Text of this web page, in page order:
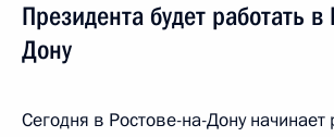
Президента будет работать в
Дону
Сегодня в Ростове-на-Дону начинает